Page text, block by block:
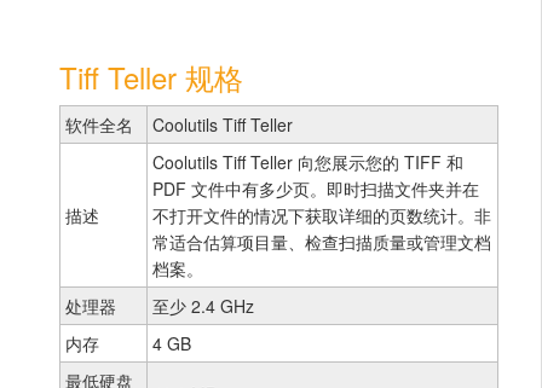
Tiff Teller 规格
软件全名 Coolutils Tiff Teller
描述
Coolutils Tiff Teller 向您展示您的 TIFF 和
PDF 文件中有多少页。即时扫描文件夹并在
不打开文件的情况下获取详细的页数统计。非
常适合估算项目量、检查扫描质量或管理文档
档案。
处理器
至少 2.4 GHz
内存
4 GB
最低硬盘